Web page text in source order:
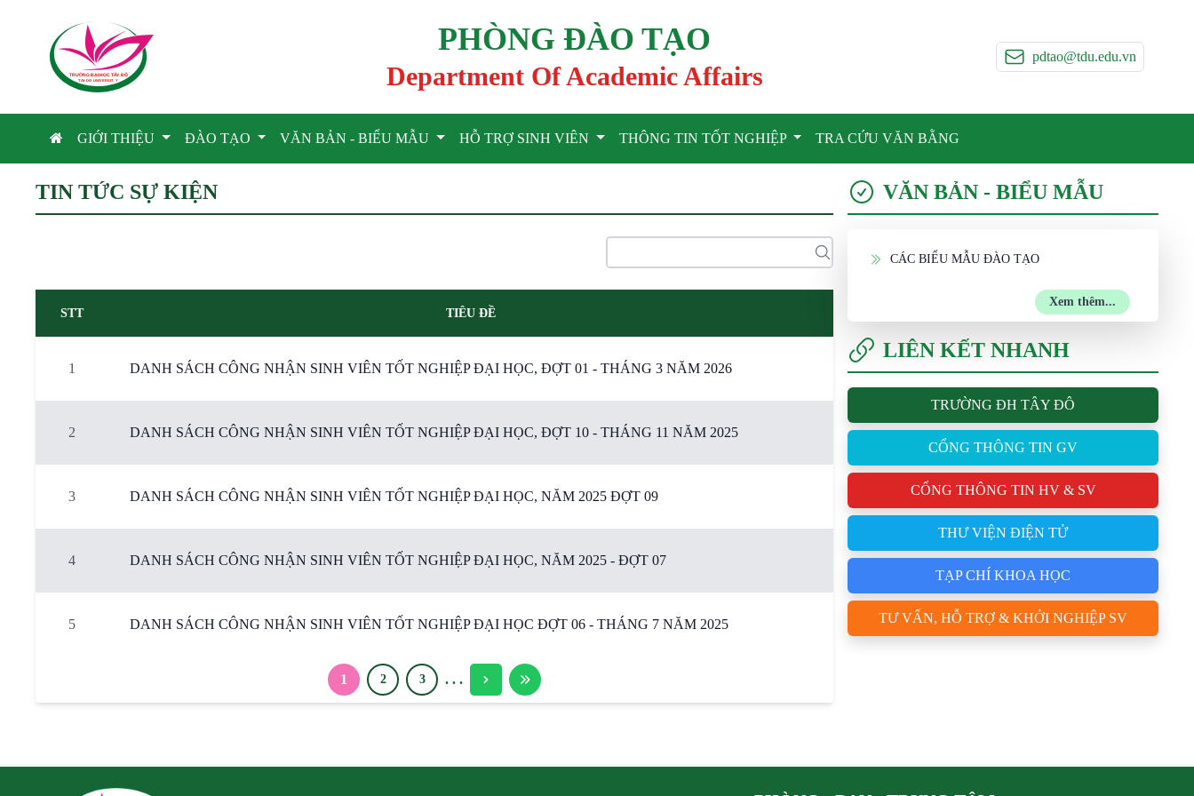
TRƯỜNG ĐẠI HỌC TÂY ĐÔ
TAY DO UNIVERSIT Y
PHÒNG ĐÀO TẠO
Department Of Academic Affairs
pdtao@tdu.edu.vn
GIỚI THIỆU ĐÀO TẠO VĂN BẢN - BIỂU MẪU HỖ TRỢ SINH VIÊN THÔNG TIN TỐT NGHIỆP TRA CỨU VĂN BẰNG
TIN TỨC SỰ KIỆN
STT TIÊU ĐỀ
1 DANH SÁCH CÔNG NHẬN SINH VIÊN TỐT NGHIỆP ĐẠI HỌC, ĐỢT 01 - THÁNG 3 NĂM 2026
2 DANH SÁCH CÔNG NHẬN SINH VIÊN TỐT NGHIỆP ĐẠI HỌC, ĐỢT 10 - THÁNG 11 NĂM 2025
3 DANH SÁCH CÔNG NHẬN SINH VIÊN TỐT NGHIỆP ĐẠI HỌC, NĂM 2025 ĐỢT 09
4 DANH SÁCH CÔNG NHẬN SINH VIÊN TỐT NGHIỆP ĐẠI HỌC, NĂM 2025 - ĐỢT 07
5 DANH SÁCH CÔNG NHẬN SINH VIÊN TỐT NGHIỆP ĐẠI HỌC ĐỢT 06 - THÁNG 7 NĂM 2025
1 2 3 . . .
VĂN BẢN - BIỂU MẪU
CÁC BIỂU MẪU ĐÀO TẠO
Xem thêm...
LIÊN KẾT NHANH
TRƯỜNG ĐH TÂY ĐÔ
CỔNG THÔNG TIN GV
CỔNG THÔNG TIN HV & SV
THƯ VIỆN ĐIỆN TỬ
TẠP CHÍ KHOA HỌC
TƯ VẤN, HỖ TRỢ & KHỞI NGHIỆP SV